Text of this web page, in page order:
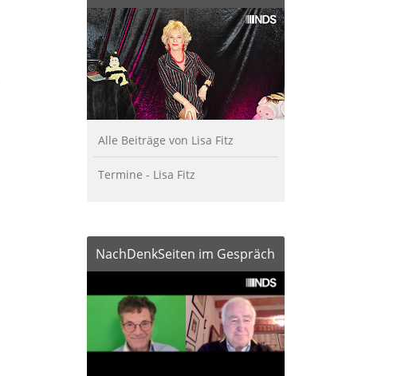
Alle Beiträge von Lisa Fitz
Termine - Lisa Fitz
NachDenkSeiten im Gespräch